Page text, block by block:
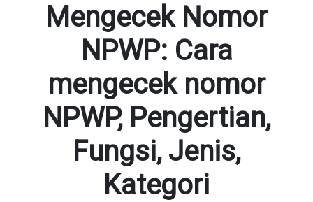
Mengecek Nomor
NPWP: Cara
mengecek nomor
NPWP, Pengertian,
Fungsi, Jenis,
Kategori